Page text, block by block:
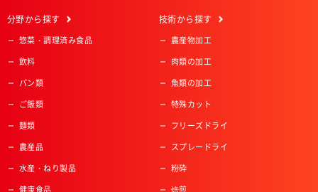
分野から探す
惣菜・調理済み食品
飲料
パン類
ご飯類
麺類
農産品
水産・ねり製品
技術から探す
農産物加工
肉類の加工
魚類の加工
特殊カット
フリーズドライ
スプレードライ
粉砕